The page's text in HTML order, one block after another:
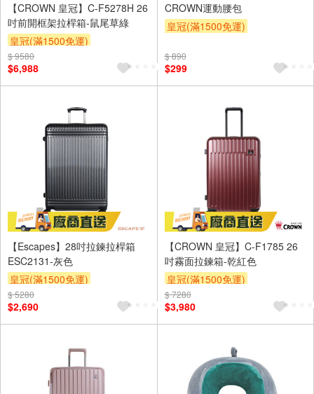
【CROWN 皇冠】C-F5278H 26
吋前開框架拉桿箱-鼠尾草綠
皇冠(滿1500免運)
$ 9580
$6,988
CROWN運動腰包
皇冠(滿1500免運)
$ 890
$299
【Escapes】28吋拉鍊拉桿箱
ESC2131-灰色
皇冠(滿1500免運)
$ 5280
$2,690
【CROWN 皇冠】C-F1785 26
吋霧面拉鍊箱-乾紅色
皇冠(滿1500免運)
$ 7280
$3,980